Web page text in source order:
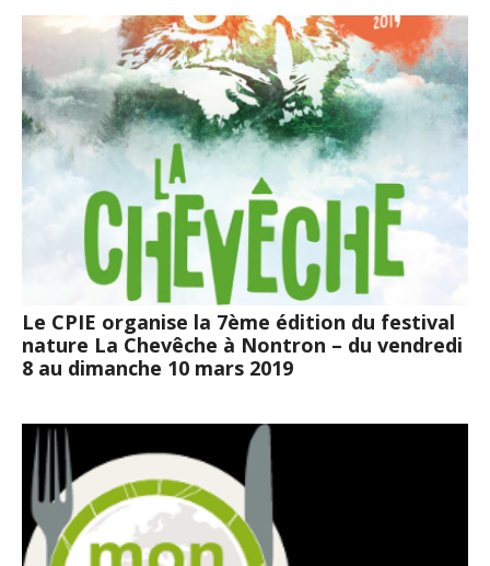
Le CPIE organise la 7ème édition du festival
nature La Chevêche à Nontron – du vendredi
8 au dimanche 10 mars 2019